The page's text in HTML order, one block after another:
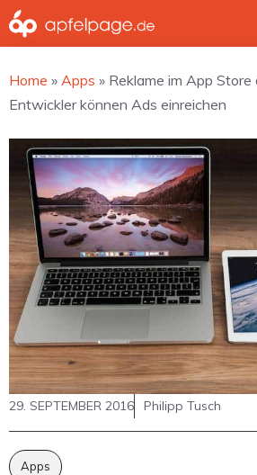
Zum
Inhalt
Home » Apps » Reklame im App Store
Entwickler können Ads einreichen
29. SEPTEMBER 2016 Philipp Tusch
Apps